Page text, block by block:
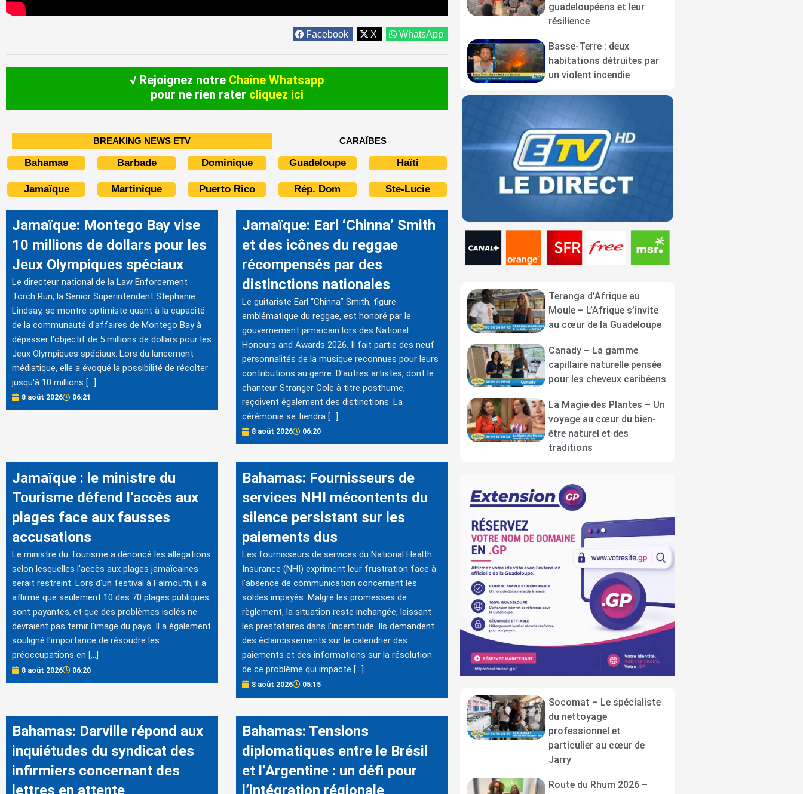
Facebook X WhatsApp
√ Rejoignez notre Chaîne Whatsapp
pour ne rien rater cliquez ici
BREAKING NEWS ETV CARAÏBES
Bahamas Barbade Dominique Guadeloupe Haïti
Jamaïque Martinique Puerto Rico Rép. Dom Ste-Lucie
Jamaïque: Montego Bay vise
10 millions de dollars pour les
Jeux Olympiques spéciaux
Le directeur national de la Law Enforcement
Torch Run, la Senior Superintendent Stephanie
Lindsay, se montre optimiste quant à la capacité
de la communauté d'affaires de Montego Bay à
dépasser l'objectif de 5 millions de dollars pour les
Jeux Olympiques spéciaux. Lors du lancement
médiatique, elle a évoqué la possibilité de récolter
jusqu'à 10 millions […]
8 août 2026 06:21
Jamaïque: Earl ‘Chinna’ Smith
et des icônes du reggae
récompensés par des
distinctions nationales
Le guitariste Earl “Chinna” Smith, figure
emblématique du reggae, est honoré par le
gouvernement jamaïcain lors des National
Honours and Awards 2026. Il fait partie des neuf
personnalités de la musique reconnues pour leurs
contributions au genre. D'autres artistes, dont le
chanteur Stranger Cole à titre posthume,
reçoivent également des distinctions. La
cérémonie se tiendra […]
8 août 2026 06:20
Jamaïque : le ministre du
Tourisme défend l’accès aux
plages face aux fausses
accusations
Le ministre du Tourisme a dénoncé les allégations
selon lesquelles l'accès aux plages jamaïcaines
serait restreint. Lors d'un festival à Falmouth, il a
affirmé que seulement 10 des 70 plages publiques
sont payantes, et que des problèmes isolés ne
devraient pas ternir l'image du pays. Il a également
souligné l'importance de résoudre les
préoccupations en […]
8 août 2026 06:20
Bahamas: Fournisseurs de
services NHI mécontents du
silence persistant sur les
paiements dus
Les fournisseurs de services du National Health
Insurance (NHI) expriment leur frustration face à
l'absence de communication concernant les
soldes impayés. Malgré les promesses de
règlement, la situation reste inchangée, laissant
les prestataires dans l'incertitude. Ils demandent
des éclaircissements sur le calendrier des
paiements et des informations sur la résolution
de ce problème qui impacte […]
8 août 2026 05:15
Bahamas: Darville répond aux
inquiétudes du syndicat des
infirmiers concernant des
lettres en attente
Bahamas: Tensions
diplomatiques entre le Brésil
et l’Argentine : un défi pour
l’intégration régionale
guadeloupéens et leur
résilience
Basse-Terre : deux
habitations détruites par
un violent incendie
Teranga d’Afrique au
Moule – L’Afrique s’invite
au cœur de la Guadeloupe
Canady – La gamme
capillaire naturelle pensée
pour les cheveux caribéens
La Magie des Plantes – Un
voyage au cœur du bien-
être naturel et des
traditions
Socomat – Le spécialiste
du nettoyage
professionnel et
particulier au cœur de
Jarry
Route du Rhum 2026 –